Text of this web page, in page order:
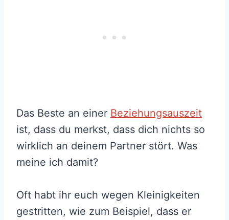
Das Beste an einer Beziehungsauszeit
ist, dass du merkst, dass dich nichts so
wirklich an deinem Partner stört. Was
meine ich damit?
Oft habt ihr euch wegen Kleinigkeiten
gestritten, wie zum Beispiel, dass er